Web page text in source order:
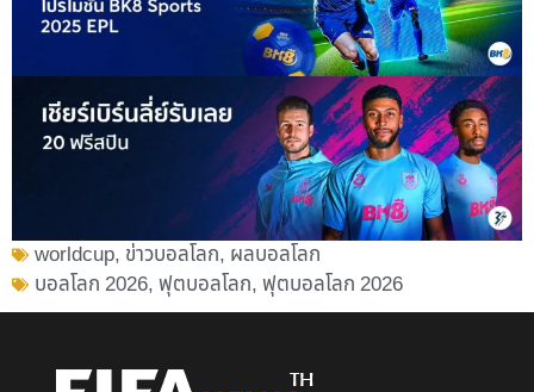
worldcup, ข่าวบอลโลก, ผลบอลโลก
บอลโลก 2026,ฟุตบอลโลก,ฟุตบอลโลก 2026